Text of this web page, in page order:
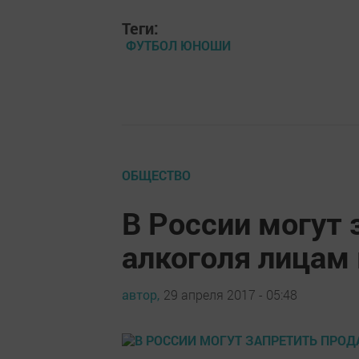
Теги:
ФУТБОЛ ЮНОШИ
ОБЩЕСТВО
В России могут
алкоголя
автор, 29 апреля 2017 - 05:48